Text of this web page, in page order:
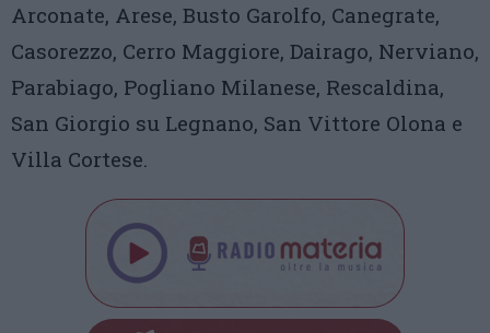
Arconate, Arese, Busto Garolfo, Canegrate,
Casorezzo, Cerro Maggiore, Dairago, Nerviano,
Parabiago, Pogliano Milanese, Rescaldina,
San Giorgio su Legnano, San Vittore Olona e
Villa Cortese.